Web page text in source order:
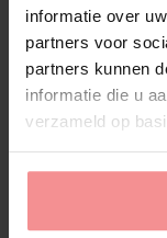
informatie over
partners voor
partners kunnen
informatie die u
verzameld op